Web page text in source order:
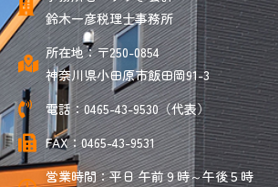
鈴木一彦税理士事務所
所在地：〒250-0854
神奈川県小田原市飯田岡91-3
電話：0465-43-9530（代表）
FAX：0465-43-9531
営業時間：平日 午前９時～午後５時